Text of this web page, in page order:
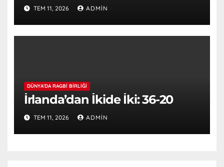
TEM 11, 2026 ADMIN
DÜNYA'DA RAGBI BIRLIĞI
İrlanda’dan İkide İki: 36-20
TEM 11, 2026 ADMIN